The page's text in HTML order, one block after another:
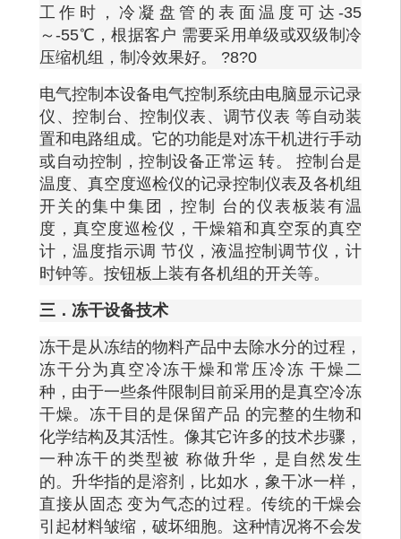
工作时，冷凝盘管的表面温度可达-35
～-55℃，根据客户 需要采用单级或双级制冷
压缩机组，制冷效果好。 ?8?0
电气控制本设备电气控制系统由电脑显示记录
仪、控制台、控制仪表、调节仪表 等自动装
置和电路组成。它的功能是对冻干机进行手动
或自动控制，控制设备正常运 转。
控制台是
温度、真空度巡检仪的记录控制仪表及各机组
开关的集中集团，控制
台的仪表板装有温
度，真空度巡检仪，干燥箱和真空泵的真空
计，温度指示调 节仪，液温控制调节仪，计
时钟等。按钮板上装有各机组的开关等。
三．冻干设备技术
冻干是从冻结的物料产品中去除水分的过程，
冻干分为真空冷冻干燥和常压冷冻 干燥二
种，由于一些条件限制目前采用的是真空冷冻
干燥。冻干目的是保留产品 的完整的生物和
化学结构及其活性。像其它许多的技术步骤，
一种冻干的类型被 称做升华，是自然发生
的。升华指的是溶剂，比如水，象干冰一样，
直接从固态 变为气态的过程。传统的干燥会
引起材料皱缩，破坏细胞。这种情况将不会发